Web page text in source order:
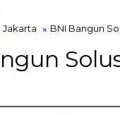
Jakarta BNI Bangun